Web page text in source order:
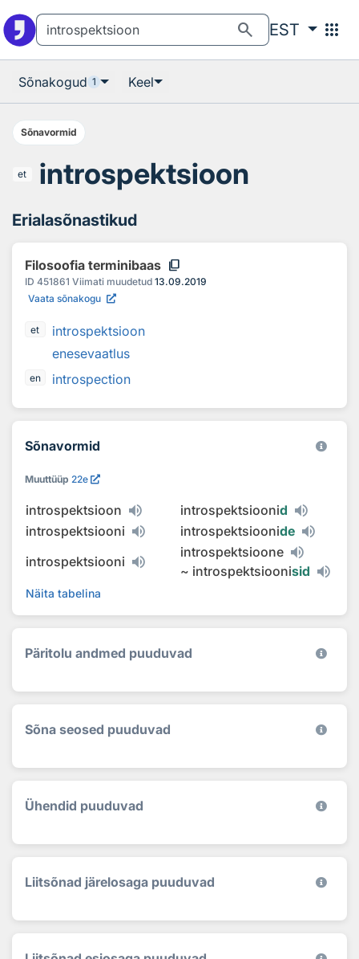
search EST apps
Sõnakogud 1 Keel
Sõnavormid
et introspektsioon
Erialasõnastikud
Filosoofia terminibaas content_copy
ID 451861 Viimati muudetud 13.09.2019
Vaata sõnakogu
et
introspektsioon
enesevaatlus
en introspection
Sõnavormid
Muuttüüp 22e
introspektsioon introspektsioonid
introspektsiooni
introspektsioonide
introspektsiooni
introspektsioone
~ introspektsioonisid
Näita tabelina
Päritolu andmed puuduvad
Sõna seosed puuduvad
Ühendid puuduvad
Liitsõnad järelosaga puuduvad